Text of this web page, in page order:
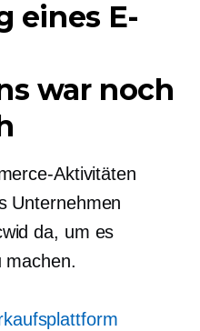
eines E-
war noch
Aktivitäten
Unternehmen
da, um es
machen.